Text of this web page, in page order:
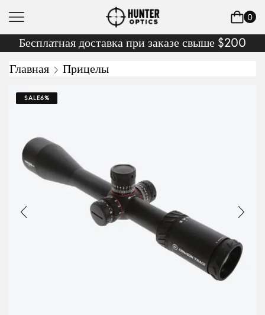
0
Бесплатная доставка при заказе свыше $200
Главная
Прицелы
SALE6%